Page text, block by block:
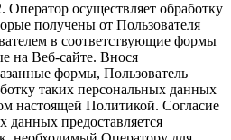
осуществляет обработку
получены от Пользователя
в соответствующие формы
на Веб-сайте. Внося
формы, Пользователь
таких персональных данных
настоящей Политикой. Согласие
данных предоставляется